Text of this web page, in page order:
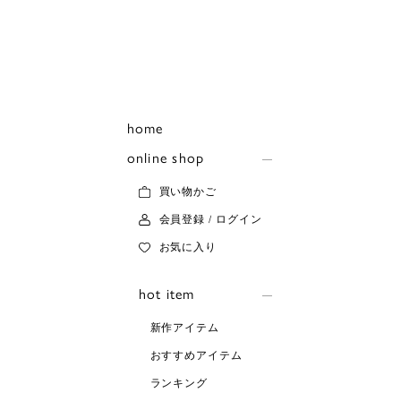
home
online shop
買い物かご
会員登録 / ログイン
お気に入り
hot item
新作アイテム
おすすめアイテム
ランキング